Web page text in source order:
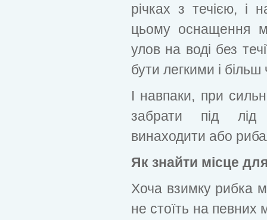
річках з течією, і
цьому оснащення
улов на воді без
бути легкими і
І навпаки, при
забрати під лід
винаходити або
Як знайти місце
Хоча взимку рибка
не стоїть на певних